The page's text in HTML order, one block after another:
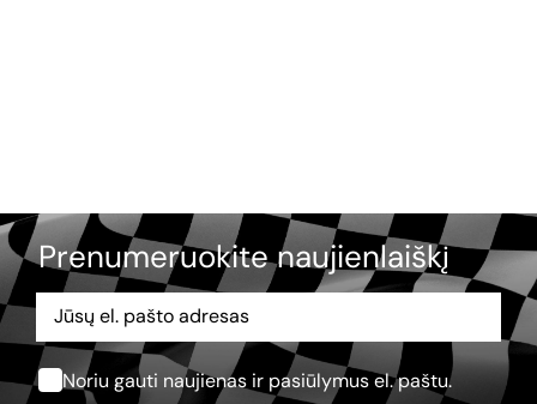
Prenumeruokite naujienlaiškį
Noriu gauti naujienas ir pasiūlymus el. paštu.